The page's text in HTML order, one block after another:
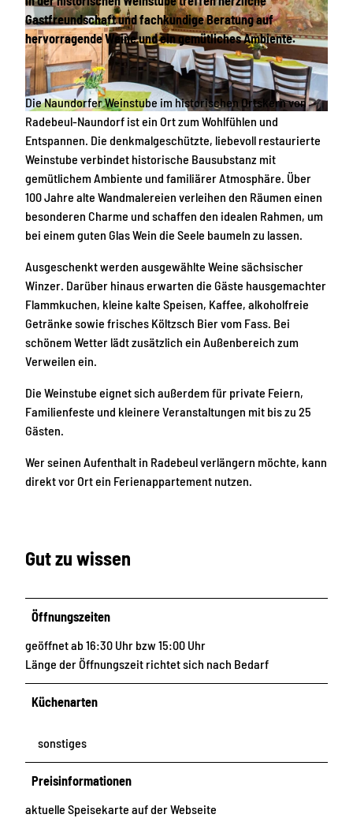
© Stephan Böhlig, Dresden Elbland |
© Naundorfer Weinstube
Gastfreundschaft und fachkundige Beratung auf
hervorragende Weine und ein gemütliches Ambiente.
Die Naundorfer Weinstube im historischen Ortskern von
Radebeul-Naundorf ist ein Ort zum Wohlfühlen und
Entspannen. Die denkmalgeschützte, liebevoll restaurierte
Weinstube verbindet historische Bausubstanz mit
gemütlichem Ambiente und familiärer Atmosphäre. Über
100 Jahre alte Wandmalereien verleihen den Räumen einen
besonderen Charme und schaffen den idealen Rahmen, um
bei einem guten Glas Wein die Seele baumeln zu lassen.
Ausgeschenkt werden ausgewählte Weine sächsischer
Winzer. Darüber hinaus erwarten die Gäste hausgemachter
Flammkuchen, kleine kalte Speisen, Kaffee, alkoholfreie
Getränke sowie frisches Költzsch Bier vom Fass. Bei
schönem Wetter lädt zusätzlich ein Außenbereich zum
Verweilen ein.
Die Weinstube eignet sich außerdem für private Feiern,
Familienfeste und kleinere Veranstaltungen mit bis zu 25
Gästen.
Wer seinen Aufenthalt in Radebeul verlängern möchte, kann
direkt vor Ort ein Ferienappartement nutzen.
Gut zu wissen
Öffnungszeiten
geöffnet ab 16:30 Uhr bzw 15:00 Uhr
Länge der Öffnungszeit richtet sich nach Bedarf
Küchenarten
sonstiges
Preisinformationen
aktuelle Speisekarte auf der Webseite